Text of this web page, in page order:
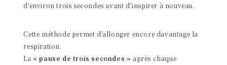
d’environ trois secondes avant d’inspirer à nouveau.
Cette méthode permet d’allonger encore davantage la
respiration.
La « pause de trois secondes » après chaque